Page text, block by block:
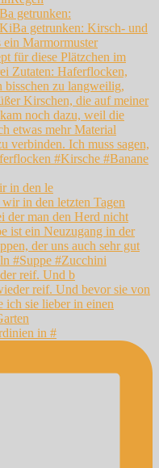
getrunken:
in den le
reif. Und b
in #